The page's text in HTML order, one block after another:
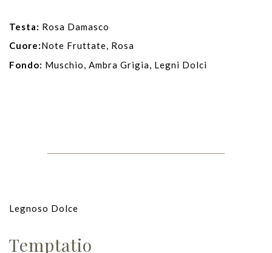
Testa: Rosa Damasco
Cuore:Note Fruttate, Rosa
Fondo: Muschio, Ambra Grigia, Legni Dolci
Legnoso Dolce
Temptatio